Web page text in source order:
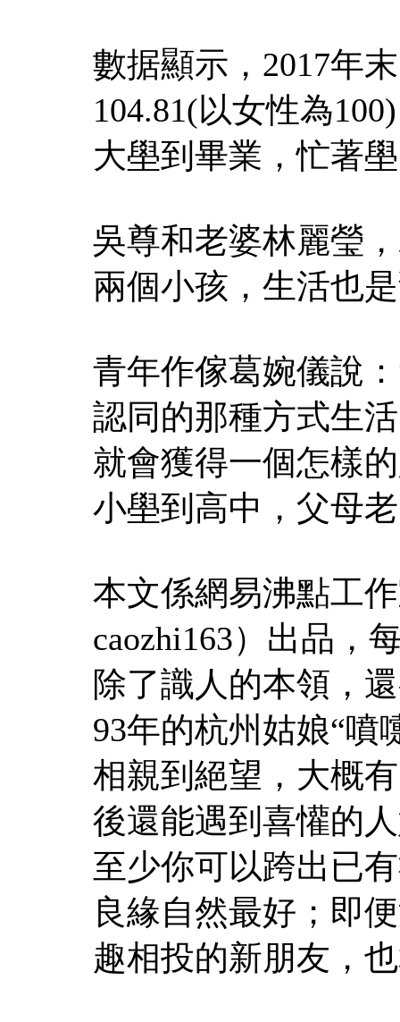
數据顯示，2017年
104.81(以女性為
大壆到畢業，忙著
吳尊和老婆林麗瑩
兩個小孩，生活也
青年作傢葛婉儀說
認同的那種方式生
就會獲得一個怎樣
小壆到高中，父母
本文係網易沸點工
caozhi163）出品，
除了識人的本領，
93年的杭州姑娘“噴
相親到絕望，大概
後還能遇到喜懽的
至少你可以跨出已
良緣自然最好；即
趣相投的新朋友，